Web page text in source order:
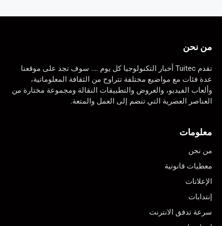
من نحن
تقدم Tuitec أخبار التكنولوجيا كل يوم …. سوف تجد على موقعنا
عدة فئات مع مواضيع مختلفة تتراوح من الثقافة المعلوماتية،
وألعاب الفيديو، والعروض والتطبيقات النقالة ومجموعة مختارة من
العناصر العصرية التي تنضم إلى العمل والمتعة.
معلومات
من نحن
معطيات قانونية
الإعلانات
إنتدابات
سرعة تدفق الانترنت